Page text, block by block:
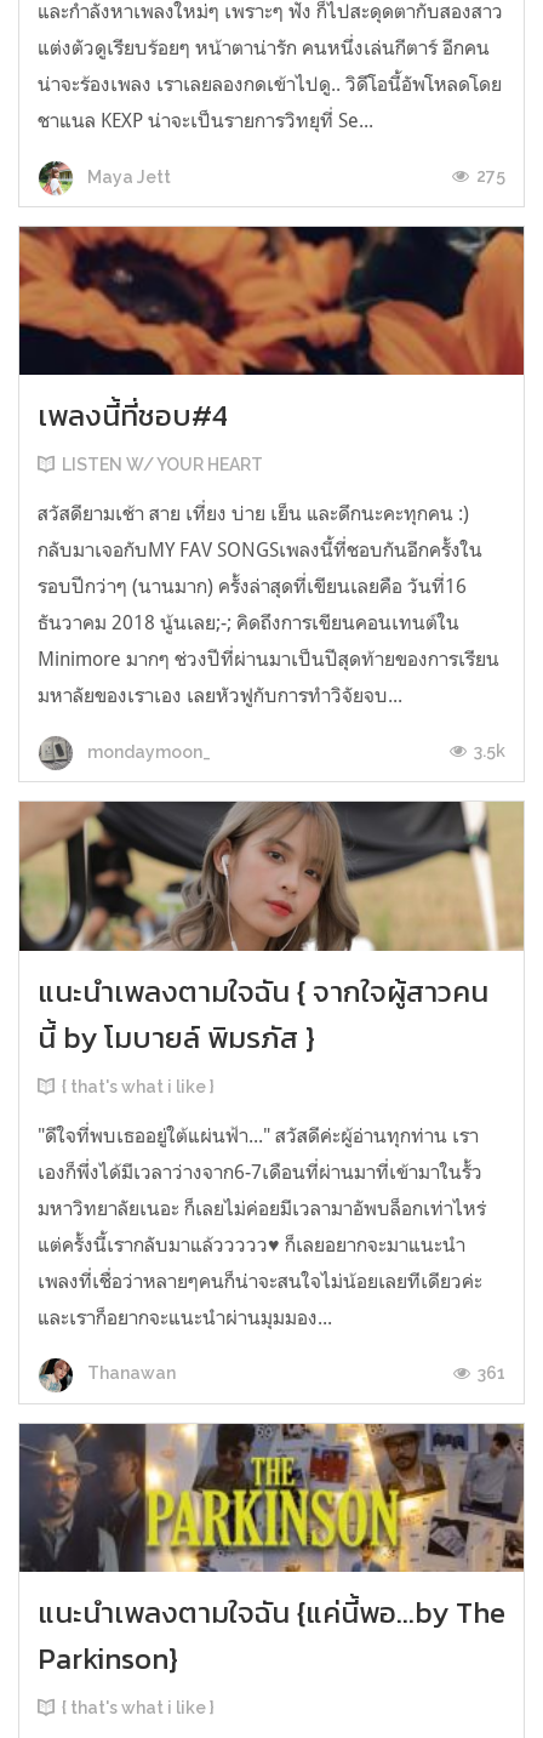
และกำลังหาเพลงใหม่ๆ เพราะๆ ฟัง ก็ไปสะดุดตากับสองสาว
แต่งตัวดูเรียบร้อยๆ หน้าตาน่ารัก คนหนึ่งเล่นกีตาร์ อีกคน
น่าจะร้องเพลง เราเลยลองกดเข้าไปดู.. วิดีโอนี้อัพโหลดโดย
ชาแนล KEXP น่าจะเป็นรายการวิทยุที่ Se...
Maya Jett 275
เพลงนี้ที่ชอบ#4
LISTEN W/ YOUR HEART
สวัสดียามเช้า สาย เที่ยง บ่าย เย็น และดึกนะคะทุกคน :)
กลับมาเจอกับMY FAV SONGSเพลงนี้ที่ชอบกันอีกครั้งใน
รอบปีกว่าๆ (นานมาก) ครั้งล่าสุดที่เขียนเลยคือ วันที่16
ธันวาคม 2018 นู้นเลย;-; คิดถึงการเขียนคอนเทนต์ใน
Minimore มากๆ ช่วงปีที่ผ่านมาเป็นปีสุดท้ายของการเรียน
มหาลัยของเราเอง เลยหัวฟูกับการทำวิจัยจบ...
mondaymoon_ 3.5k
แนะนำเพลงตามใจฉัน { จากใจผู้สาวคน
นี้ by โมบายล์ พิมรภัส }
{ that's what i like }
"ดีใจที่พบเธออยู่ใต้แผ่นฟ้า..." สวัสดีค่ะผู้อ่านทุกท่าน เรา
เองก็พึ่งได้มีเวลาว่างจาก6-7เดือนที่ผ่านมาที่เข้ามาในรั้ว
มหาวิทยาลัยเนอะ ก็เลยไม่ค่อยมีเวลามาอัพบล็อกเท่าไหร่
แต่ครั้งนี้เรากลับมาแล้ววววว♥ ก็เลยอยากจะมาแนะนำ
เพลงที่เชื่อว่าหลายๆคนก็น่าจะสนใจไม่น้อยเลยทีเดียวค่ะ
และเราก็อยากจะแนะนำผ่านมุมมอง...
Thanawan 361
แนะนำเพลงตามใจฉัน {แค่นี้พอ...by The
Parkinson}
{ that's what i like }